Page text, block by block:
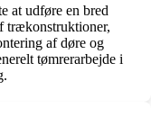
at udføre en bred
trækonstruktioner,
af døre og
tømrerarbejde i